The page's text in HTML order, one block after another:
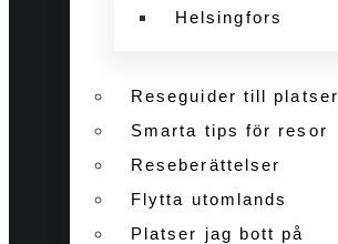
Helsingfors
Reseguider till platser
Smarta tips för resor
Reseberättelser
Flytta utomlands
Platser jag bott på